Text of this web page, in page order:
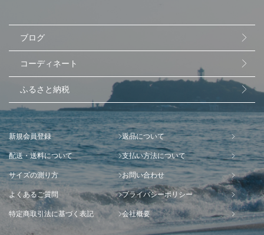
ブログ
コーディネート
ふるさと納税
新規会員登録 返品について
配送・送料について 支払い方法について
サイズの測り方 お問い合わせ
よくあるご質問 プライバシーポリシー
特定商取引法に基づく表記 会社概要